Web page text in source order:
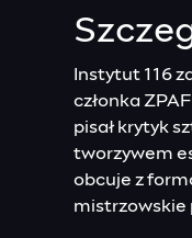
Instytut 116
członka
pisał krytyk
tworzywem
obcuje z
mistrzowskie